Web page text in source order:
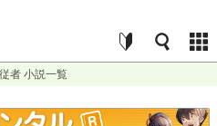
者 小説一覧